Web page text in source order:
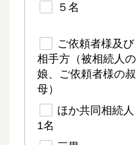
５名
ご依頼者様及び
相手方（被相続人の
娘、ご依頼者様の叔
母）
ほか共同相続人
1名